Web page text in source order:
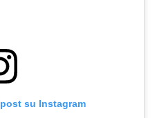
su Instagram